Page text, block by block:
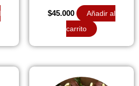
$45.000
Añadir al
carrito